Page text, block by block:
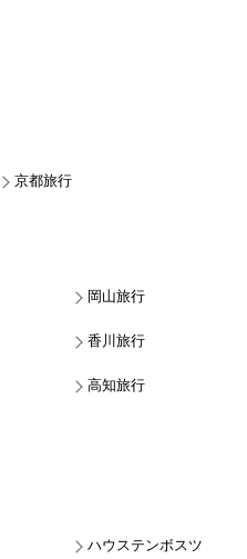
京都旅行
岡山旅行
香川旅行
高知旅行
ハウステンボスツ